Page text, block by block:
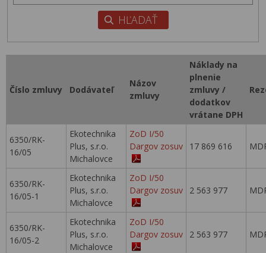
Číslo zmluvy Dodávateľ
Názov
zmluvy
Náklady na
plnenie
zmluvy /
dodatkov
vrátane DPH
6350/RK-
16/05
Ekotechnika
Plus, s.r.o.
Michalovce
ZoD I/50
Dargov zosuv
17 869 616
6350/RK-
16/05-1
Ekotechnika
Plus, s.r.o.
Michalovce
ZoD I/50
Dargov zosuv
2 563 977
6350/RK-
16/05-2
Ekotechnika
Plus, s.r.o.
Michalovce
ZoD I/50
Dargov zosuv
2 563 977